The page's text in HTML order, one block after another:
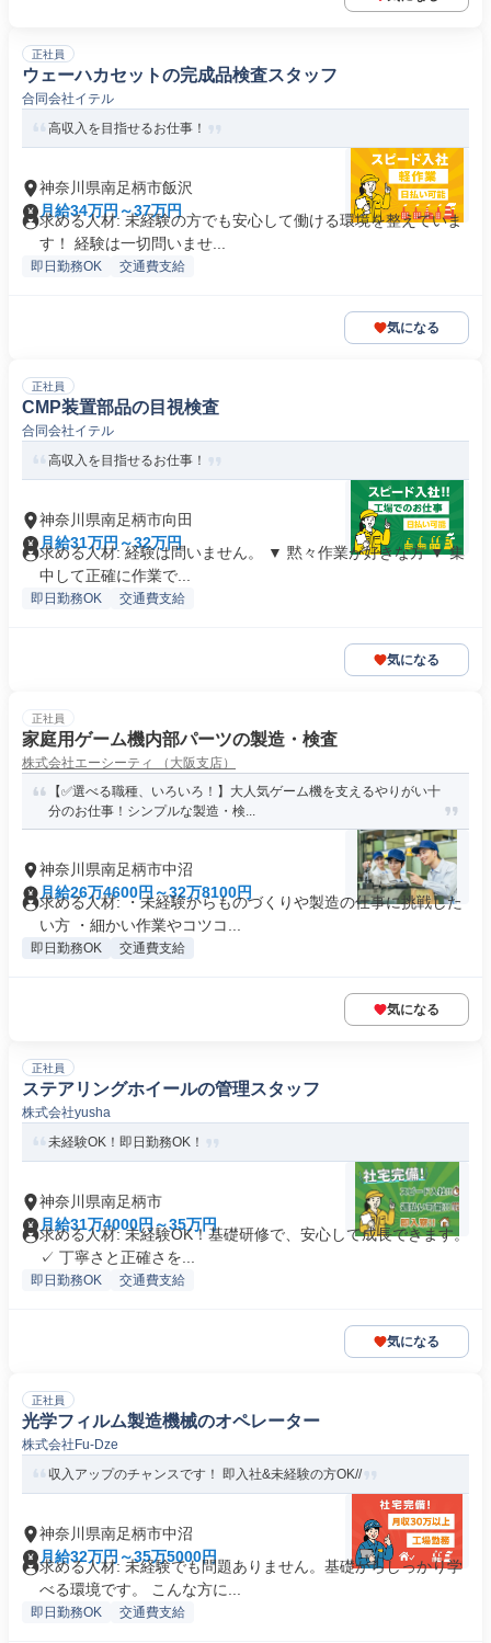
正社員
ウェーハカセットの完成品検査スタッフ
合同会社イテル
高収入を目指せるお仕事！
神奈川県南足柄市飯沢
月給34万円～37万円
求める人材: 未経験の方でも安心して働ける環境を整えていま
す！ 経験は一切問いませ...
即日勤務OK 交通費支給
気になる
正社員
CMP装置部品の目視検査
合同会社イテル
高収入を目指せるお仕事！
神奈川県南足柄市向田
月給31万円～32万円
求める人材: 経験は問いません。 ▼ 黙々作業が好きな方 ▼ 集
中して正確に作業で...
即日勤務OK 交通費支給
気になる
正社員
家庭用ゲーム機内部パーツの製造・検査
株式会社エーシーティ （大阪支店）
【✅選べる職種、いろいろ！】大人気ゲーム機を支えるやりがい十
分のお仕事！シンプルな製造・検...
神奈川県南足柄市中沼
月給26万4600円～32万8100円
求める人材: ・未経験からものづくりや製造の仕事に挑戦した
い方 ・細かい作業やコツコ...
即日勤務OK 交通費支給
気になる
正社員
ステアリングホイールの管理スタッフ
株式会社yusha
未経験OK！即日勤務OK！
神奈川県南足柄市
月給31万4000円～35万円
求める人材: 未経験OK！基礎研修で、安心して成長できます。
✓ 丁寧さと正確さを...
即日勤務OK 交通費支給
気になる
正社員
光学フィルム製造機械のオペレーター
株式会社Fu-Dze
収入アップのチャンスです！ 即入社&未経験の方OK//
神奈川県南足柄市中沼
月給32万円～35万5000円
求める人材: 未経験でも問題ありません。基礎からしっかり学
べる環境です。 こんな方に...
即日勤務OK 交通費支給